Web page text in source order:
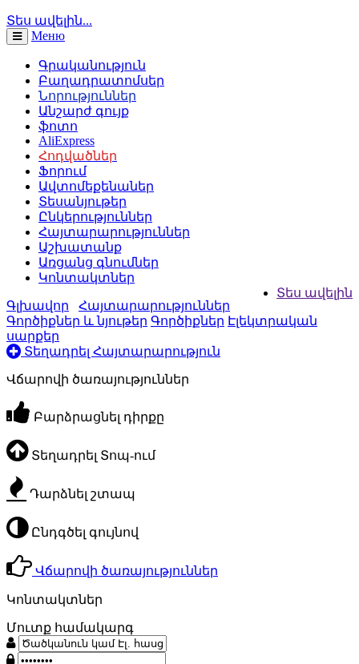
Տես ավելին...
Меню
Գրականություն
Բաղադրատոմսեր
Նորություններ
Անշարժ գույք
ֆոտո
AliExpress
Հոդվածներ
Ֆորում
Ավտոմեքենաներ
Տեսանյութեր
Ընկերություններ
Հայտարարություններ
Աշխատանք
Առցանց գնումներ
Կոնտակտներ
Տես ավելին
Գլխավոր
Հայտարարություններ
Գործիքներ և նյութեր Գործիքներ Էլեկտրական
սարքեր
Տեղադրել Հայտարարություն
Վճարովի ծառայություններ
Բարձրացնել դիրքը
Տեղադրել Տոպ-ում
Դարձնել շտապ
Ընդգծել գույնով
Վճարովի ծառայություններ
Կոնտակտներ
Մուտք համակարգ